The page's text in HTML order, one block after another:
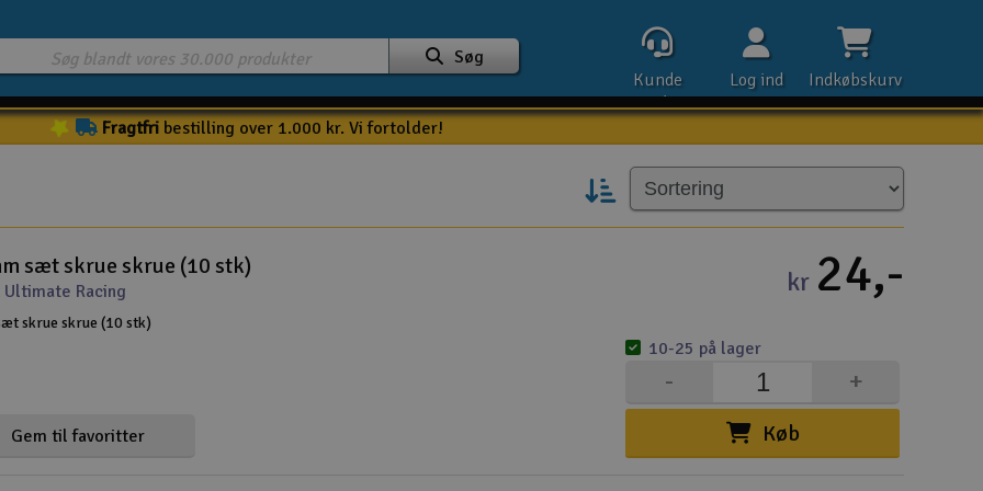
Søg
Indkøbskurv
Log ind
Kunde
service
Fragtfribestilling over 1.000 kr. Vi fortolder!
sæt skrue skrue (10 stk)
Racing
skrue skrue (10 stk)
Gem til favoritter
kr 24,-
Køb
+
-
10-25 på lager